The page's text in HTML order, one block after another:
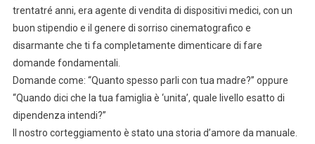
trentatré anni, era agente di vendita di dispositivi medici, con un
buon stipendio e il genere di sorriso cinematografico e
disarmante che ti fa completamente dimenticare di fare
domande fondamentali.
Domande come: “Quanto spesso parli con tua madre?” oppure
“Quando dici che la tua famiglia è ‘unita’, quale livello esatto di
dipendenza intendi?”
Il nostro corteggiamento è stato una storia d’amore da manuale.